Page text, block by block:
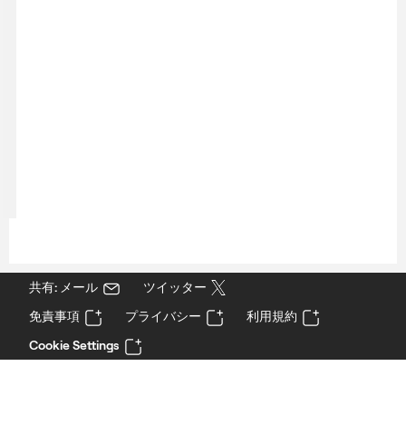
共有: メール
ツイッター
免責事項
プライバシー
利用規約
Cookie Settings